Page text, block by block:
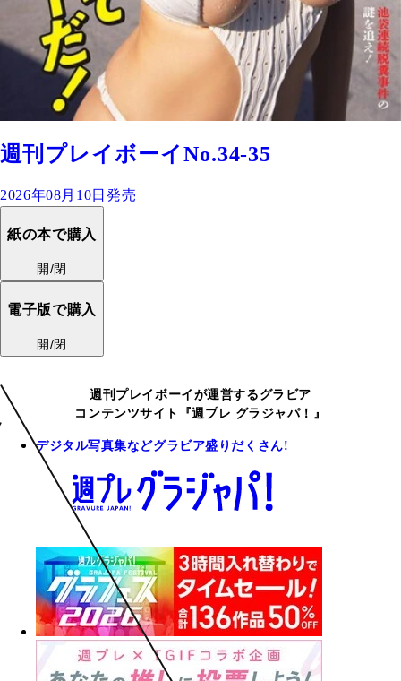
週刊プレイボーイNo.34-35
2026年08月10日発売
紙の本で購入
開/閉
電子版で購入
開/閉
週刊プレイボーイが運営するグラビア
コンテンツサイト『週プレ グラジャパ！』
デジタル写真集などグラビア盛りだくさん!